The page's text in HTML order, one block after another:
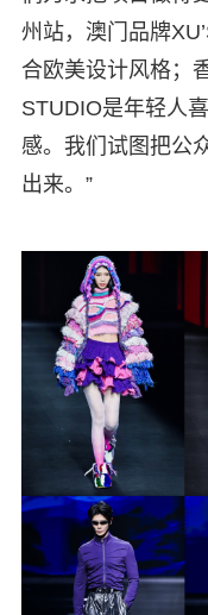
州站，澳门品牌
合欧美设计风格；
STUDIO是年轻人
感。我们试图把公
出来。”